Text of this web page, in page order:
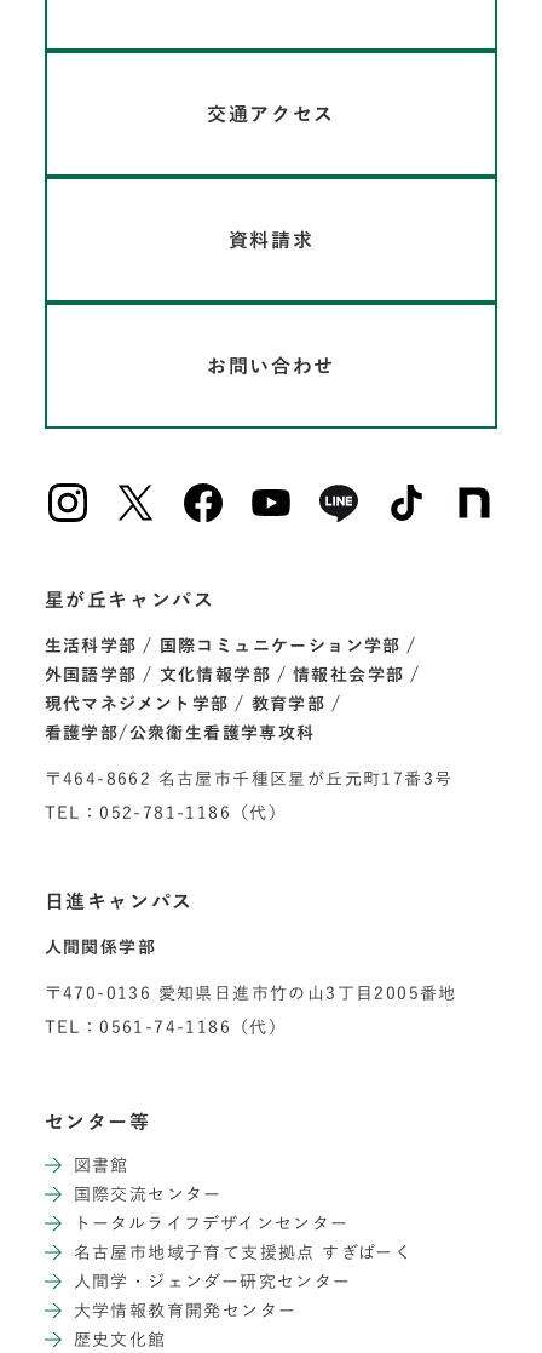
交通アクセス
資料請求
お問い合わせ
星が丘キャンパス
生活科学部
国際コミュニケーション学部
外国語学部
文化情報学部
情報社会学部
現代マネジメント学部
教育学部
看護学部/公衆衛生看護学専攻科
〒464-8662 名古屋市千種区星が丘元町17番3号
TEL：052-781-1186（代）
日進キャンパス
人間関係学部
〒470-0136 愛知県日進市竹の山3丁目2005番地
TEL：0561-74-1186（代）
センター等
図書館
国際交流センター
トータルライフデザインセンター
名古屋市地域子育て支援拠点 すぎぱーく
人間学・ジェンダー研究センター
大学情報教育開発センター
歴史文化館